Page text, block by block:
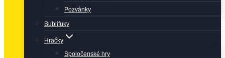
Pozvánky
Bublifuky
Hračky
Spoločenské hry